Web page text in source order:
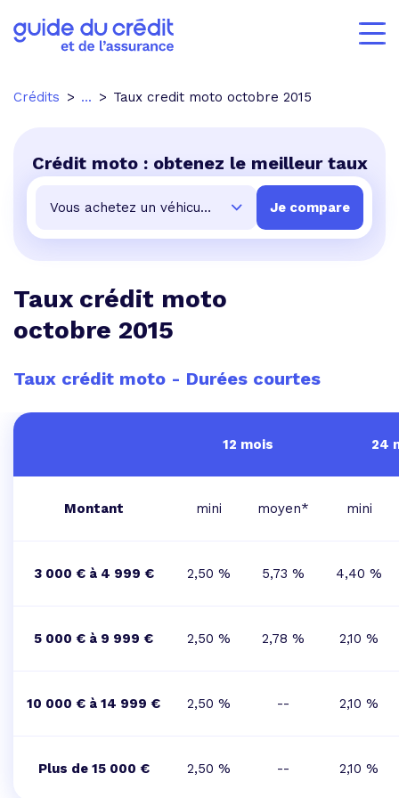
Crédits ... Taux credit moto octobre 2015
Crédit moto : obtenez le meilleur taux
Taux crédit moto
octobre 2015
Taux crédit moto - Durées courtes
12 mois 24
Montant mini moyen* mini
3 000 € à 4 999 € 2,50 % 5,73 % 4,40 %
5 000 € à 9 999 € 2,50 % 2,78 % 2,10 %
10 000 € à 14 999 € 2,50 % -- 2,10 %
Plus de 15 000 € 2,50 % -- 2,10 %